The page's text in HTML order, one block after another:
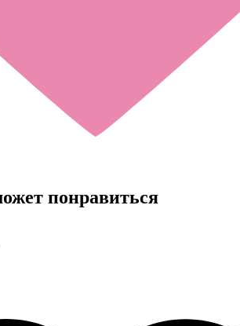
понравиться